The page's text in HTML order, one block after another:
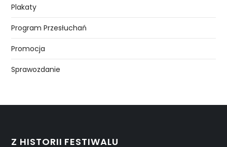
Plakaty
Program Przesłuchań
Promocja
Sprawozdanie
Z HISTORII FESTIWALU